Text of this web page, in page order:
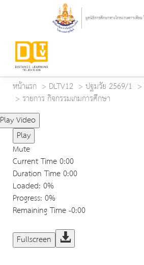
หน้าแรก DLTV12 ปฐมวัย 2569/1
รายการ กิจกรรมเกมการศึกษา
Play Video
Play
Mute
Current Time0:00
Duration Time0:00
Loaded: 0%
Progress: 0%
Remaining Time-0:00
Fullscreen